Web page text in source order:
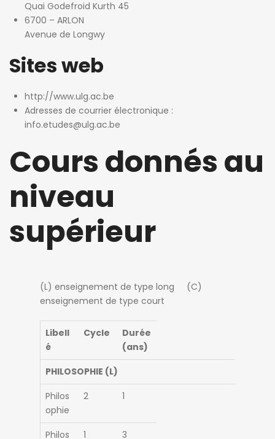
Quai Godefroid Kurth 45
6700 – ARLON
Avenue de Longwy
Sites web
http://www.ulg.ac.be
Adresses de courrier électronique :
info.etudes@ulg.ac.be
Cours donnés au
niveau
supérieur
(L) enseignement de type long (C)
enseignement de type court
Libell
é
Cycle
Durée
(ans)
PHILOSOPHIE (L)
Philos
ophie
2 1
Philos
1 3